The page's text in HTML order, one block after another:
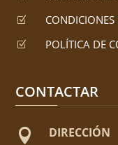
Z CONDICIONES
Z POLÍTICA DE
CONTACTAR
 DIRECCIÓN